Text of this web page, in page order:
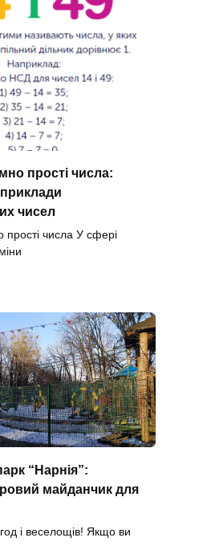
прості числа:
чисел
прості числа У сфері
“Нарнія”:
майданчик для
і веселощів! Якщо ви